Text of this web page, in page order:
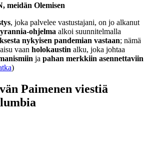
meidän Olemisen
, joka palvelee vastustajani, on jo alkanut
ohjelma alkoi suunnitelmalla
nykyisen pandemian vastaan; nämä
vaan holokaustin alku, joka johtaa
ja pahan merkkiin asennettaviin
)
Paimenen viestiä